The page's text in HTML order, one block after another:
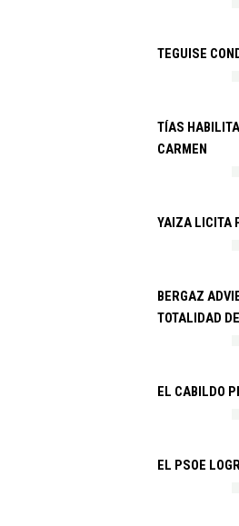
TEGUISE
TÍAS
CARMEN
YAIZA LICITA
BERGAZ
TOTALIDAD
EL CABILDO
EL PSOE